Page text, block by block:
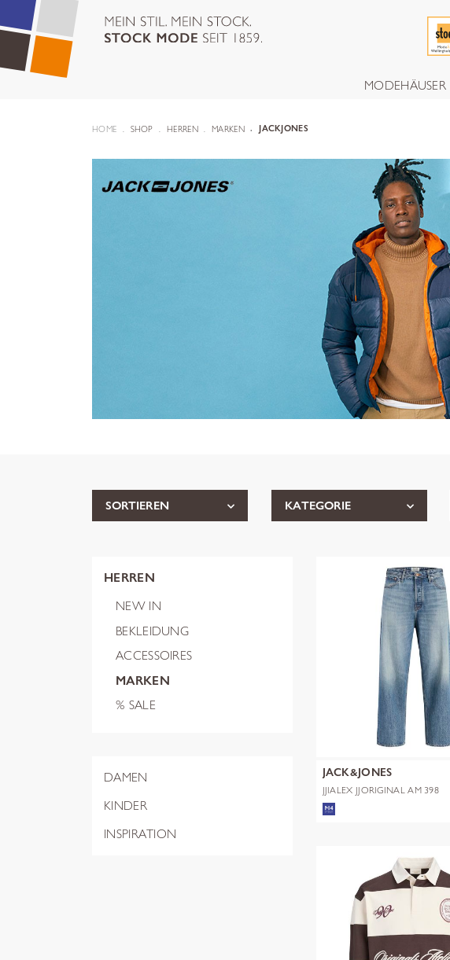
MODEHÄUSER
HOME SHOP HERREN MARKEN JACKJONES
SORTIEREN KATEGORIE
HERREN
NEW IN
BEKLEIDUNG
ACCESSOIRES
MARKEN
% SALE
DAMEN
KINDER
INSPIRATION
JACK&JONES
JJIALEX JJORIGINAL AM 398
NOOS